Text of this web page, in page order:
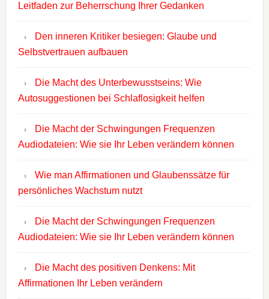
Leitfaden zur Beherrschung Ihrer Gedanken
Den inneren Kritiker besiegen: Glaube und
Selbstvertrauen aufbauen
Die Macht des Unterbewusstseins: Wie
Autosuggestionen bei Schlaflosigkeit helfen
Die Macht der Schwingungen Frequenzen
Audiodateien: Wie sie Ihr Leben verändern können
Wie man Affirmationen und Glaubenssätze für
persönliches Wachstum nutzt
Die Macht der Schwingungen Frequenzen
Audiodateien: Wie sie Ihr Leben verändern können
Die Macht des positiven Denkens: Mit
Affirmationen Ihr Leben verändern